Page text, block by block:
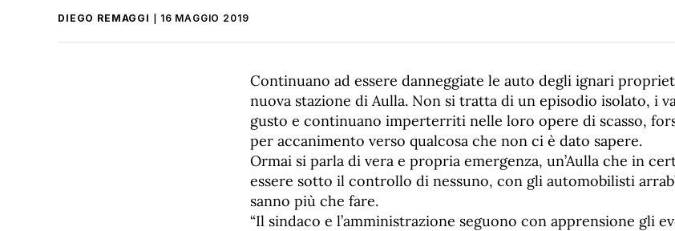
DIEGO REMAGGI 16 MAGGIO 2019
Continuano ad essere danneggiate le auto degli ignari
nuova stazione di Aulla. Non si tratta di un episodio isolato, i
gusto e continuano imperterriti nelle loro opere di scasso,
per accanimento verso qualcosa che non ci è dato sapere.
Ormai si parla di vera e propria emergenza, un’Aulla che in
essere sotto il controllo di nessuno, con gli automobilisti
sanno più che fare.
“Il sindaco e l’amministrazione seguono con apprensione gli